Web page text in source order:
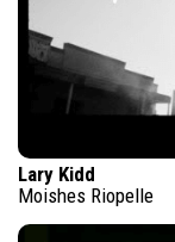
Lary Kidd
Moishes Riopelle